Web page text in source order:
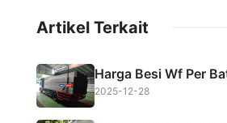
e
b
o
o
t
e
t
A
Artikel Terkait
Harga Besi Wf Per
2025-12-28